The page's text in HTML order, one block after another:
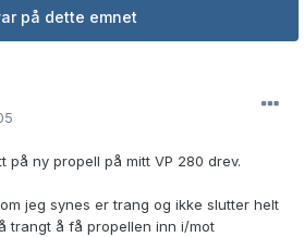
på dette emnet
på ny propell på mitt VP 280 drev.
jeg synes er trang og ikke slutter helt
trangt å få propellen inn i/mot